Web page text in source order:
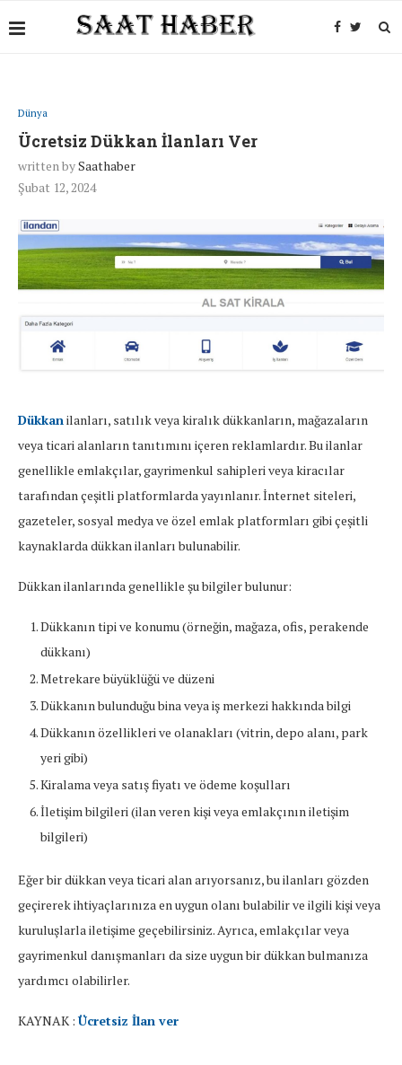
Dünya
Ücretsiz Dükkan İlanları Ver
written bySaathaber
Şubat 12, 2024
Dükkanilanları, satılık veya kiralık dükkanların, mağazaların
veya ticari alanların tanıtımını içeren reklamlardır. Bu ilanlar
genellikle emlakçılar, gayrimenkul sahipleri veya kiracılar
tarafından çeşitli platformlarda yayınlanır. İnternet siteleri,
gazeteler, sosyal medya ve özel emlak platformları gibi çeşitli
kaynaklarda dükkan ilanları bulunabilir.
Dükkan ilanlarında genellikle şu bilgiler bulunur:
Dükkanın tipi ve konumu (örneğin, mağaza, ofis, perakende
dükkanı)
Metrekare büyüklüğü ve düzeni
Dükkanın bulunduğu bina veya iş merkezi hakkında bilgi
Dükkanın özellikleri ve olanakları (vitrin, depo alanı, park
yeri gibi)
Kiralama veya satış fiyatı ve ödeme koşulları
İletişim bilgileri (ilan veren kişi veya emlakçının iletişim
bilgileri)
Eğer bir dükkan veya ticari alan arıyorsanız, bu ilanları gözden
geçirerek ihtiyaçlarınıza en uygun olanı bulabilir ve ilgili kişi veya
kuruluşlarla iletişime geçebilirsiniz. Ayrıca, emlakçılar veya
gayrimenkul danışmanları da size uygun bir dükkan bulmanıza
yardımcı olabilirler.
KAYNAK :Ücretsiz İlan ver